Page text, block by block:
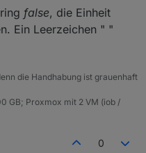
gewünschten
Einheit im Alias.
händisch löschen,
Mühe, hatte stundenlang
Erfolg durchprobiert!
false, die Einheit
Ein Leerzeichen " "
die Handhabung ist grauenhaft
GB; Proxmox mit 2 VM (iob /
0